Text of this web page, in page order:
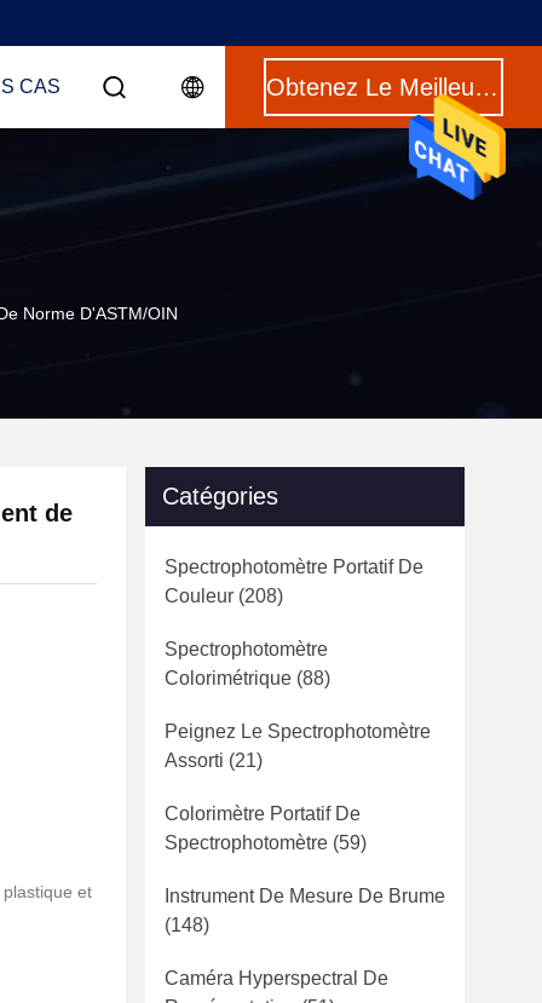
CAS Obtenez Le Meilleur Prix
Norme D'ASTM/OIN
de
et
Catégories
Spectrophotomètre Portatif De
Couleur (208)
Spectrophotomètre
Colorimétrique (88)
Peignez Le Spectrophotomètre
Assorti (21)
Colorimètre Portatif De
Spectrophotomètre (59)
Instrument De Mesure De Brume
(148)
Caméra Hyperspectral De